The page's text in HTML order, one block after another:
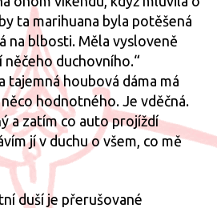
ta marihuana byla potěšená
na blbosti. Měla vysloveně
něčeho duchovního.“
tajemná houbová dáma má
hodnotného. Je vděčná.
a zatím co auto projíždí
jí v duchu o všem, co mě
duší je přerušované